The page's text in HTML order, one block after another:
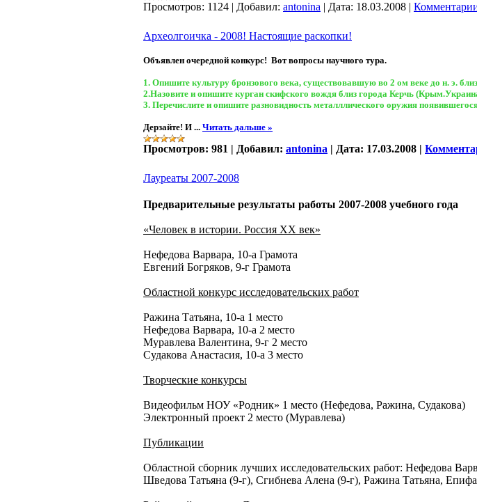
Просмотров: 1124 | Добавил: antonina | Дата: 18.03.2008 |
Археолгоичка - 2008! Настоящие раскопки!
Объявлен очередной конкурс! Вот вопросы научного тура.
1. Опишите культуру бронзового века, существовавшую во 2 ом веке до н. э.
2.Назовите и опишите курган скифского вождя близ города Керчь
3. Перечислите и опишите разновидность металллического оружия
Дерзайте! И ... Читать дальше »
Просмотров: 981 | Добавил: antonina | Дата: 17.03.2008 |
Лауреаты 2007-2008
Предварительные результаты работы 2007-2008 учебного года
«Человек в истории. Россия XX век»
Нефедова Варвара, 10-а Грамота
Евгений Богряков, 9-г Грамота
Областной конкурс исследовательских работ
Ражина Татьяна, 10-а 1 место
Нефедова Варвара, 10-а 2 место
Муравлева Валентина, 9-г 2 место
Судакова Анастасия, 10-а 3 место
Творческие конкурсы
Видеофильм НОУ «Родник» 1 место (Нефедова, Ражина, Судакова)
Электронный проект 2 место (Муравлева)
Публикации
Областной сборник лучших исследовательских работ: Нефедова
Шведова Татьяна (9-г), Сгибнева Алена (9-г), Ражина Татьяна,